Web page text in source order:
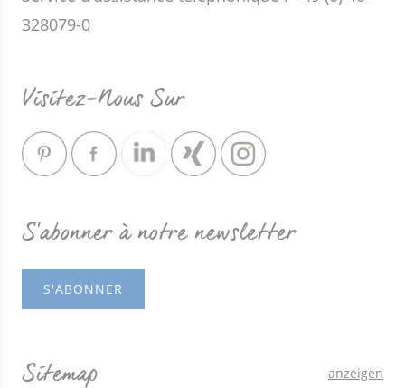
328079-0
Visitez-Nous Sur
S'abonner à notre newsletter
S'ABONNER
Sitemap anzeigen